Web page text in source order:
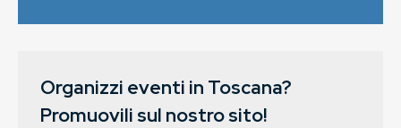
Organizzi eventi in Toscana?
Promuovili sul nostro sito!